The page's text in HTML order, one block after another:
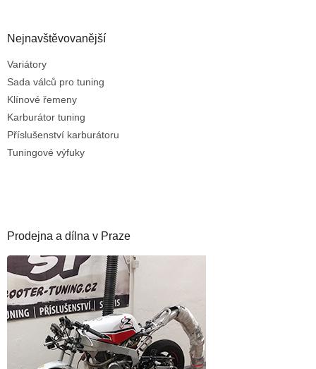
Nejnavštěvovanější
Variátory
Sada válců pro tuning
Klínové řemeny
Karburátor tuning
Příslušenství karburátoru
Tuningové výfuky
Prodejna a dílna v Praze